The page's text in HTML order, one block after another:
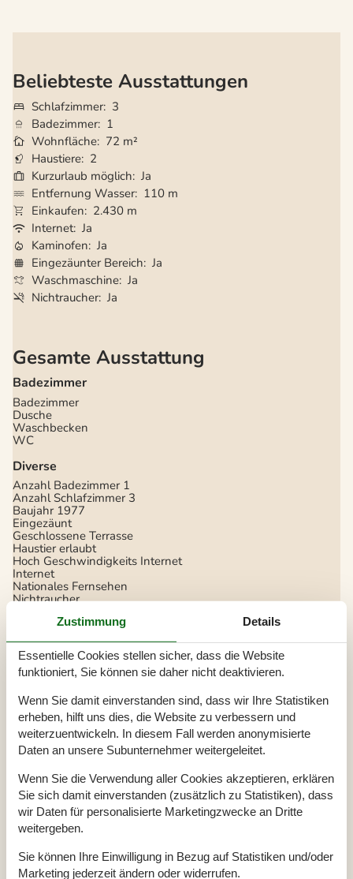
Beliebteste Ausstattungen
Schlafzimmer 3
Badezimmer 1
Wohnfläche 72 m²
Haustiere 2
Kurzurlaub möglich Ja
Entfernung Wasser 110 m
Einkaufen
2.430 m
Internet Ja
Kaminofen Ja
Eingezäunter Bereich Ja
Waschmaschine Ja
Nichtraucher Ja
Gesamte Ausstattung
Badezimmer
Badezimmer
Dusche
Waschbecken
WC
Diverse
Anzahl Badezimmer 1
Anzahl Schlafzimmer 3
Baujahr 1977
Eingezäunt
Geschlossene Terrasse
Haustier erlaubt
Hoch Geschwindigkeits Internet
Internet
Nationales Fernsehen
Nichtraucher
Draußen
Bademöglichkeiten (Sandstrand)
Eingezäuntes Grundstück
Gartenmöbel
Kohlegrill
Terrasse
Drinnen
Internetzugang
Kamin / Holzofen
TV
Waschmaschine
Bus 1,1 km
Einkauf 2,4 km
Zustimmung Details
Essentielle Cookies stellen sicher, dass die Website
funktioniert, Sie können sie daher nicht deaktivieren.
Wenn Sie damit einverstanden sind, dass wir Ihre Statistiken
erheben, hilft uns dies, die Website zu verbessern und
weiterzuentwickeln. In diesem Fall werden anonymisierte
Daten an unsere Subunternehmer weitergeleitet.
Wenn Sie die Verwendung aller Cookies akzeptieren, erklären
Sie sich damit einverstanden (zusätzlich zu Statistiken), dass
wir Daten für personalisierte Marketingzwecke an Dritte
weitergeben.
Sie können Ihre Einwilligung in Bezug auf Statistiken und/oder
Marketing jederzeit ändern oder widerrufen.